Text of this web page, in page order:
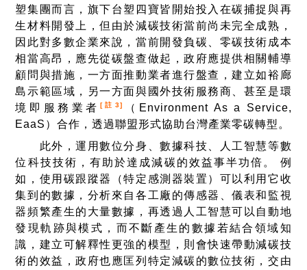
塑集團而言，旗下台塑四寶皆開始投入在碳捕捉與再
生材料開發上，但由於減碳技術當前尚未完全成熟，
因此對多數企業來說，當前開發負碳、零碳技術成本
相當高昂，應先從碳盤查做起，政府應提供相關輔導
顧問與措施，一方面推動業者進行盤查，建立如裕廊
島示範區域，另一方面與國外技術服務商、甚至是環
境即服務業者 [註3]
（Environment As a Service,
EaaS）合作，透過聯盟形式協助台灣產業零碳轉型。
此外，運用數位分身、數據科技、人工智慧等數
位科技技術，有助於達成減碳的效益事半功倍。 例
如，使用碳跟蹤器（特定感測器裝置）可以利用它收
集到的數據，分析來自各工廠的傳感器、儀表和監視
器頻繁產生的大量數據，再透過人工智慧可以自動地
發現軌跡與模式，而不斷產生的數據若結合領域知
識，建立可解釋性更強的模型，則會快速帶動減碳技
術的效益，政府也應匡列特定減碳的數位技術，交由